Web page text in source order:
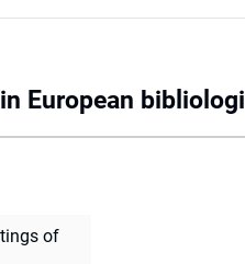
European
of